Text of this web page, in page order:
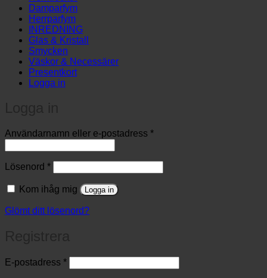
Damparfym
Herrparfym
INREDNING
Glas & Kristall
Smycken
Väskor & Necessärer
Presentkort
Logga in
Användarnamn eller e-postadress *Obligatoriskt
Lösenord *Obligatoriskt
Kom ihåg mig Logga in
Glömt ditt lösenord?
E-postadress *Obligatoriskt